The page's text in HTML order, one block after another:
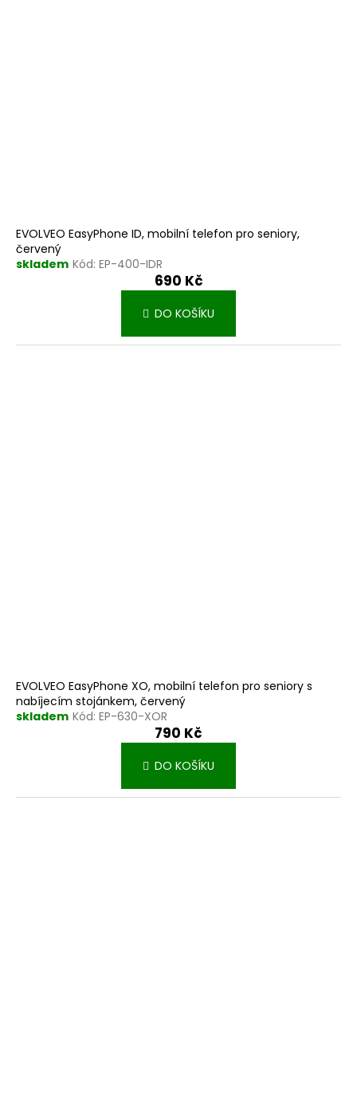
EVOLVEO EasyPhone ID, mobilní telefon pro seniory,
červený
skladem Kód: EP-400-IDR
690 Kč
DO KOŠÍKU
EVOLVEO EasyPhone XO, mobilní telefon pro seniory s
nabíjecím stojánkem, červený
skladem Kód: EP-630-XOR
790 Kč
DO KOŠÍKU